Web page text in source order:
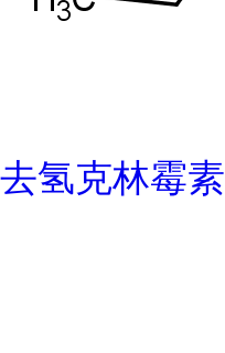
去氢克林霉素